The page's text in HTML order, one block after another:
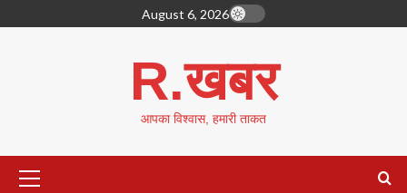
to
August 6, 2026
R.खबर
आपका विश्वास, हमारी ताकत
Menu